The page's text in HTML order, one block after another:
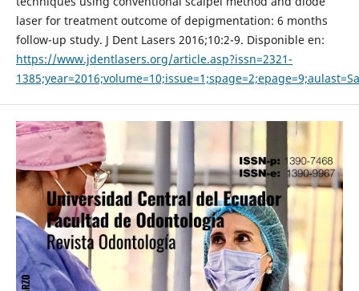
laser for treatment outcome of depigmentation: 6 months
follow-up study. J Dent Lasers 2016;10:2-9. Disponible en:
https://www.jdentlasers.org/article.asp?issn=2321-